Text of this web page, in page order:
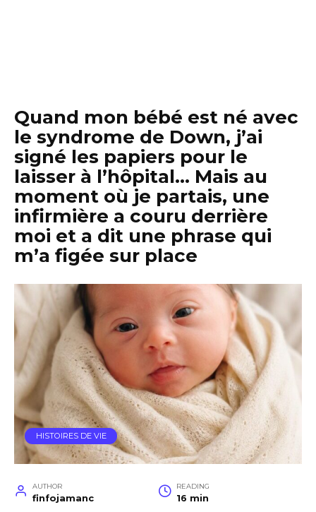
Quand mon bébé est né avec
le syndrome de Down, j’ai
signé les papiers pour le
laisser à l’hôpital… Mais au
moment où je partais, une
infirmière a couru derrière
moi et a dit une phrase qui
m’a figée sur place
HISTOIRES DE VIE
AUTHOR
finfojamanc
READING
16 min